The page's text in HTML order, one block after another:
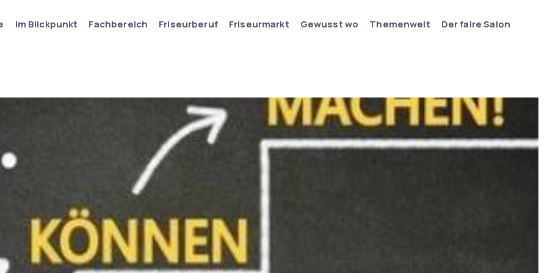
Im Blickpunkt Fachbereich Friseurberuf Friseurmarkt Gewusst wo Themenwelt Der faire Salon